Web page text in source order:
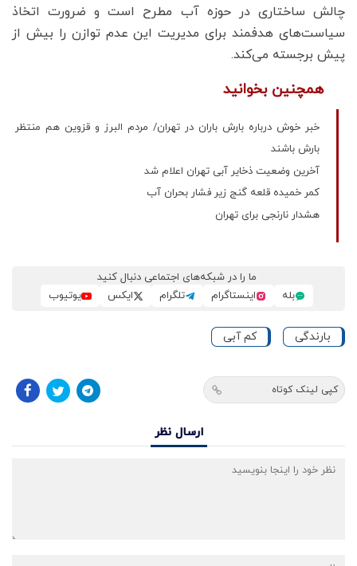
چالش ساختاری در حوزه آب مطرح است و ضرورت اتخاذ
سیاست‌های هدفمند برای مدیریت این عدم توازن را بیش از
پیش برجسته می‌کند.
همچنین بخوانید
خبر خوش درباره بارش باران در تهران/ مردم البرز و قزوین هم منتظر
بارش باشند
آخرین وضعیت ذخایر آبی تهران اعلام شد
کمر خمیده قلعه گنج زیر فشار بحران آب
هشدار نارنجی برای تهران
ما را در شبکه‌های اجتماعی دنبال کنید
بله
اینستاگرام تلگرام ایکس یوتیوب
بارندگی کم آبی
کپی لینک کوتاه
ارسال نظر